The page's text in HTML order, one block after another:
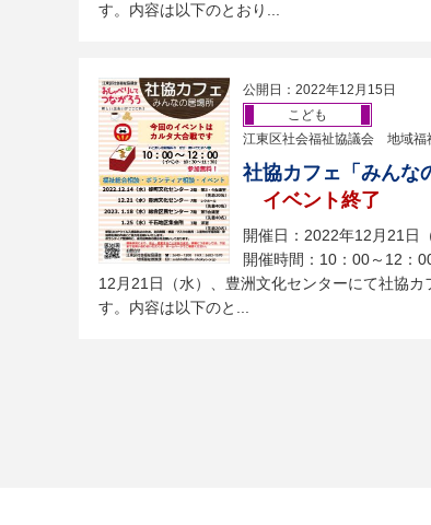
す。内容は以下のとおり...
公開日：2022年12月15日
こども
江東区社会福祉協議会 地域
社協カフェ「みんな
イベント終了
開催日：2022年12月21日
開催時間：10：00～12：
12月21日（水）、豊洲文化センターにて社協
す。内容は以下のと...